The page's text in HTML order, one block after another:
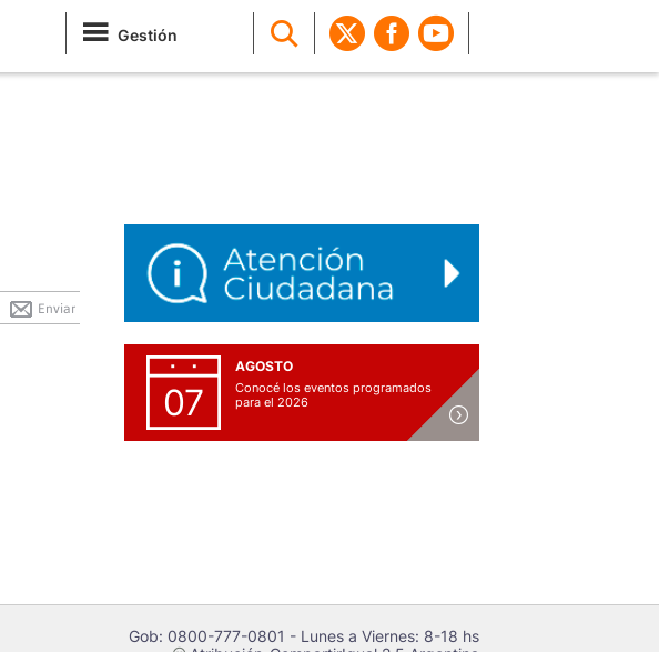
Gestión
Enviar
07
AGOSTO
Conocé los eventos programados
para el 2026
Gob: 0800-777-0801 - Lunes a Viernes: 8-18 hs